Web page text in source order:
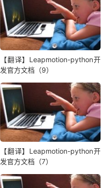
【翻译】Leapmotion-python开
发官方文档（9）
【翻译】Leapmotion-python开
发官方文档（7）